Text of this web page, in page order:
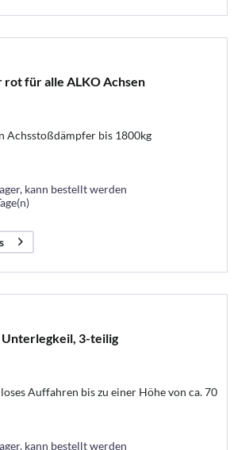
für alle ALKO Achsen
Achsstoßdämpfer bis 1800kg
kann bestellt werden
3-teilig
Auffahren bis zu einer Höhe von ca. 70
kann bestellt werden